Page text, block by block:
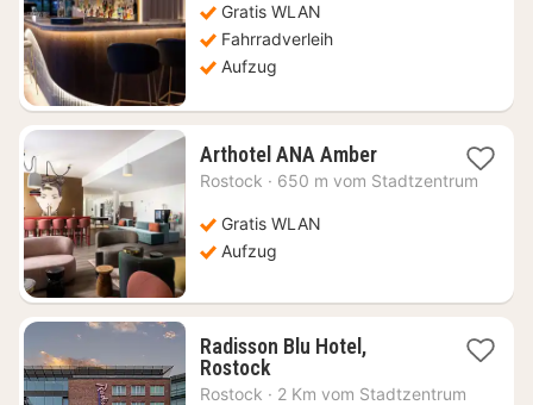
Gratis WLAN
Fahrradverleih
Aufzug
Arthotel ANA Amber1
Nacht
Rostock · 650 m vom Stadtzentrum
Gratis WLAN
Aufzug
Radisson Blu Hotel,
Rostock1
Nacht
Rostock · 2 Km vom Stadtzentrum